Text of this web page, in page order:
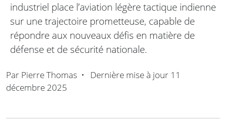
industriel place l’aviation légère tactique indienne
sur une trajectoire prometteuse, capable de
répondre aux nouveaux défis en matière de
défense et de sécurité nationale.
Par Pierre Thomas • Dernière mise à jour 11
décembre 2025